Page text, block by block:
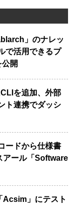
」のナレッ
で活用できるプ
開
を追加、外部
ト連携でダッシ
ードから仕様書
アール「Software
Acsim」にテスト